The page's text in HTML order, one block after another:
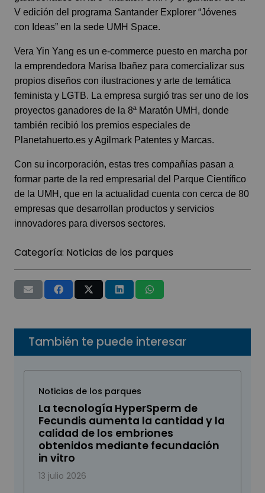
V edición del programa Santander Explorer “Jóvenes
con Ideas” en la sede UMH Space.
Vera Yin Yang es un e-commerce puesto en marcha por
la emprendedora Marisa Ibañez para comercializar sus
propios diseños con ilustraciones y arte de temática
feminista y LGTB. La empresa surgió tras ser uno de los
proyectos ganadores de la 8ª Maratón UMH, donde
también recibió los premios especiales de
Planetahuerto.es y Agilmark Patentes y Marcas.
Con su incorporación, estas tres compañías pasan a
formar parte de la red empresarial del Parque Científico
de la UMH, que en la actualidad cuenta con cerca de 80
empresas que desarrollan productos y servicios
innovadores para diversos sectores.
Categoría: Noticias de los parques
También te puede interesar
Noticias de los parques
La tecnología HyperSperm de
Fecundis aumenta la cantidad y la
calidad de los embriones
obtenidos mediante fecundación
in vitro
13 julio 2026